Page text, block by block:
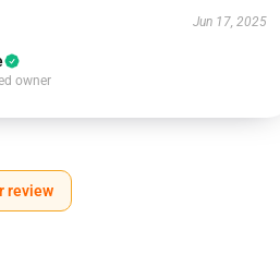
Jun 17, 2025
owner
review